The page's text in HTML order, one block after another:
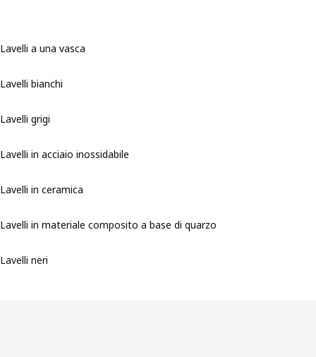
Lavelli a una vasca
Lavelli bianchi
Lavelli grigi
Lavelli in acciaio inossidabile
Lavelli in ceramica
Lavelli in materiale composito a base di quarzo
Lavelli neri